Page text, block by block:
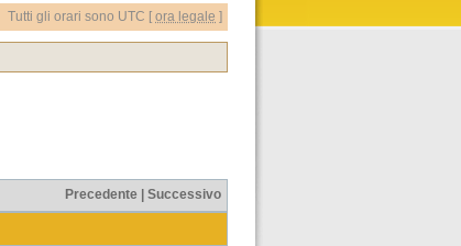
Tutti gli orari sono UTC [ ora legale ]
Precedente Successivo